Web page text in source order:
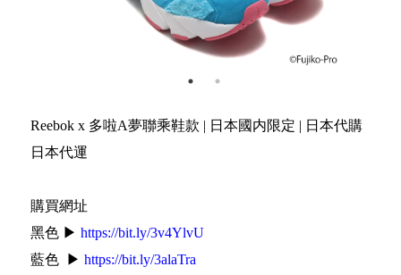
Reebok x 多啦A夢聯乘鞋款 | 日本國内限定 | 日本代購
日本代運
購買網址
黑色 ▶ https://bit.ly/3v4YlvU
藍色 ▶ https://bit.ly/3alaTra